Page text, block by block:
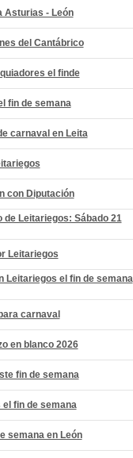
Asturias - León
del Cantábrico
el finde
fin de semana
carnaval en Leita
con Diputación
Leitariegos: Sábado 21
Leitariegos
Leitariegos el fin de semana
carnaval
en blanco 2026
fin de semana
fin de semana
semana en León